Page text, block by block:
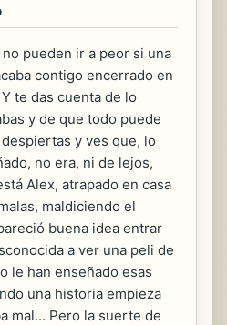
pueden ir a peor si una
contigo encerrado en
te das cuenta de lo
y de que todo puede
y ves que, lo
no era, ni de lejos,
Alex, atrapado en casa
maldiciendo el
buena idea entrar
a ver una peli de
le han enseñado esas
una historia empieza
mal... Pero la suerte de